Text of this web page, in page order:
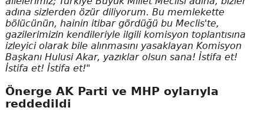
adına sizlerden özür diliyorum. Bu memlekette
bölücünün, hainin itibar gördüğü bu Meclis'te,
gazilerimizin kendileriyle ilgili komisyon toplantısına
izleyici olarak bile alınmasını yasaklayan Komisyon
Başkanı Hulusi Akar, yazıklar olsun sana! İstifa et!
İstifa et! İstifa et!"
Önerge AK Parti ve MHP oylarıyla
reddedildi